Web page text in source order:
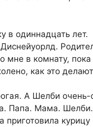
в одиннадцать лет.
мне в комнату,
как это
А Шелби очень-
Папа. Мама.